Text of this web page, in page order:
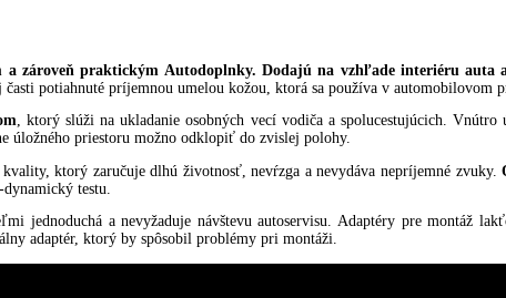
zároveň praktickým Autodoplnky. Dodajú na vzhľade interiéru auta
potiahnuté príjemnou umelou kožou, ktorá sa používa v automobilovom
, ktorý slúži na ukladanie osobných vecí vodiča a spolucestujúcich.
úložného priestoru možno odklopiť do zvislej polohy.
ktorý zaručuje dlhú životnosť, nevŕzga a nevydáva nepríjemné zvuky.
testu.
jednoduchá a nevyžaduje návštevu autoservisu. Adaptéry pre montáž
adaptér, ktorý by spôsobil problémy pri montáži.